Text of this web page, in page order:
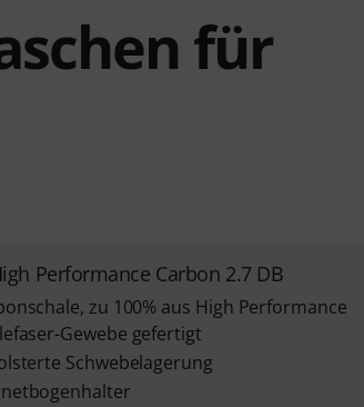
für
Performance Carbon 2.7 DB
zu 100% aus High Performance
Gewebe gefertigt
Schwebelagerung